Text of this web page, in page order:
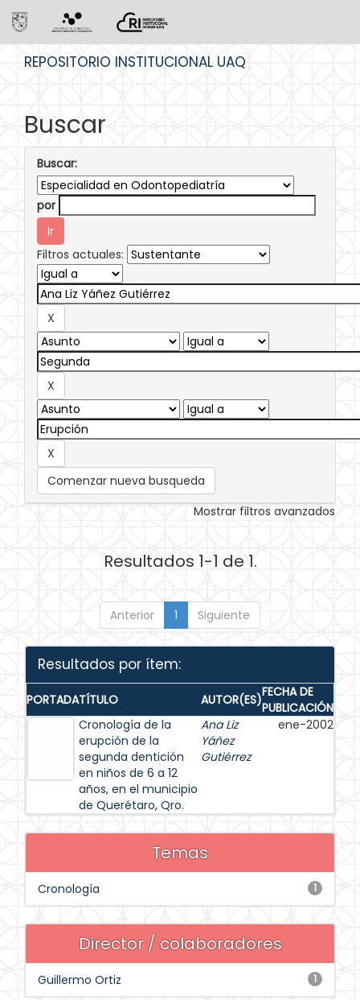
REPOSITORIO INSTITUCIONAL UAQ
Buscar
Buscar:
por
Filtros actuales:
Comenzar nueva busqueda
Mostrar filtros avanzados
Resultados 1-1 de 1.
Anterior 1 Siguiente
Resultados por ítem:
PORTADATÍTULO AUTOR(ES)FECHA DE
PUBLICACIÓN
Cronología de la
erupción de la
segunda dentición
en niños de 6 a 12
años, en el municipio
de Querétaro, Qro.
Ana Liz
Yáñez
Gutiérrez
ene-2002
Temas
1
Cronología
Director / colaboradores
1
Guillermo Ortiz